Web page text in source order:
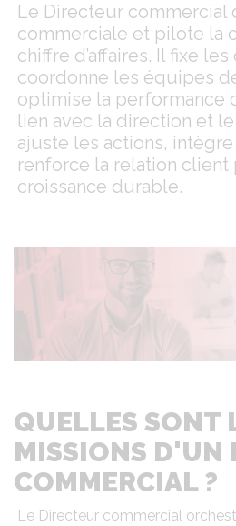
Le Directeur commercial
commerciale et pilote la
chiffre d’affaires. Il fixe
coordonne les équipes
optimise la performance
lien avec la direction et
ajuste les actions,
renforce la relation
croissance durable.
QUELLES SONT
MISSIONS D'UN
COMMERCIAL ?
Le Directeur commercial